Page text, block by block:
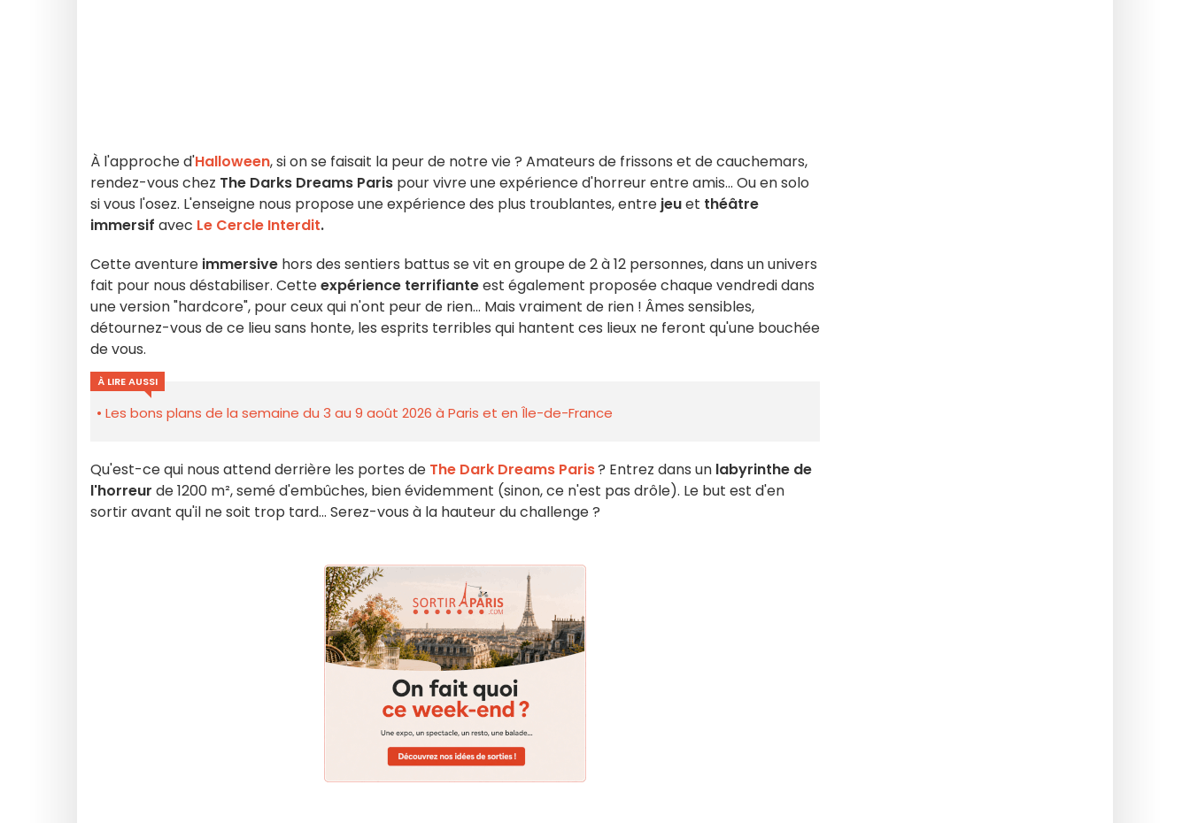
À l'approche d'Halloween, si on se faisait la peur de notre vie ? Amateurs de frissons et de cauchemars,
rendez-vous chez The Darks Dreams Paris pourvivre une expérience d'horreur entre amis... Ou en solo
si vous l'osez. L'enseigne nous propose une expérience des plus troublantes, entre jeuet théâtre
immersif avec Le Cercle Interdit.
Cette aventure immersive hors des sentiers battus se vit en groupe de 2 à 12 personnes, dans un univers
fait pour nous déstabiliser. Cetteexpérience terrifianteest également proposée chaque vendredi dans
une version "hardcore", pour ceux qui n'ont peur de rien... Mais vraiment de rien ! Âmes sensibles,
détournez-vous de ce lieu sans honte, les esprits terribles qui hantent ces lieux ne feront qu'une bouchée
de vous.
À LIRE AUSSI
Les bons plans de la semaine du 3 au 9 août 2026 à Paris et en Île-de-France
Qu'est-ce qui nous attend derrière les portes de The Dark Dreams Paris? Entrez dans un labyrinthe de
l'horreur de 1200 m², semé d'embûches, bien évidemment (sinon, ce n'est pas drôle). Le but est d'en
sortir avant qu'il ne soit trop tard... Serez-vous à la hauteur du challenge ?